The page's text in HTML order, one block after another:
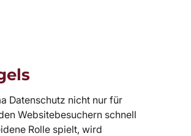
Datenschutz nicht nur für
Websitebesuchern schnell
Rolle spielt, wird